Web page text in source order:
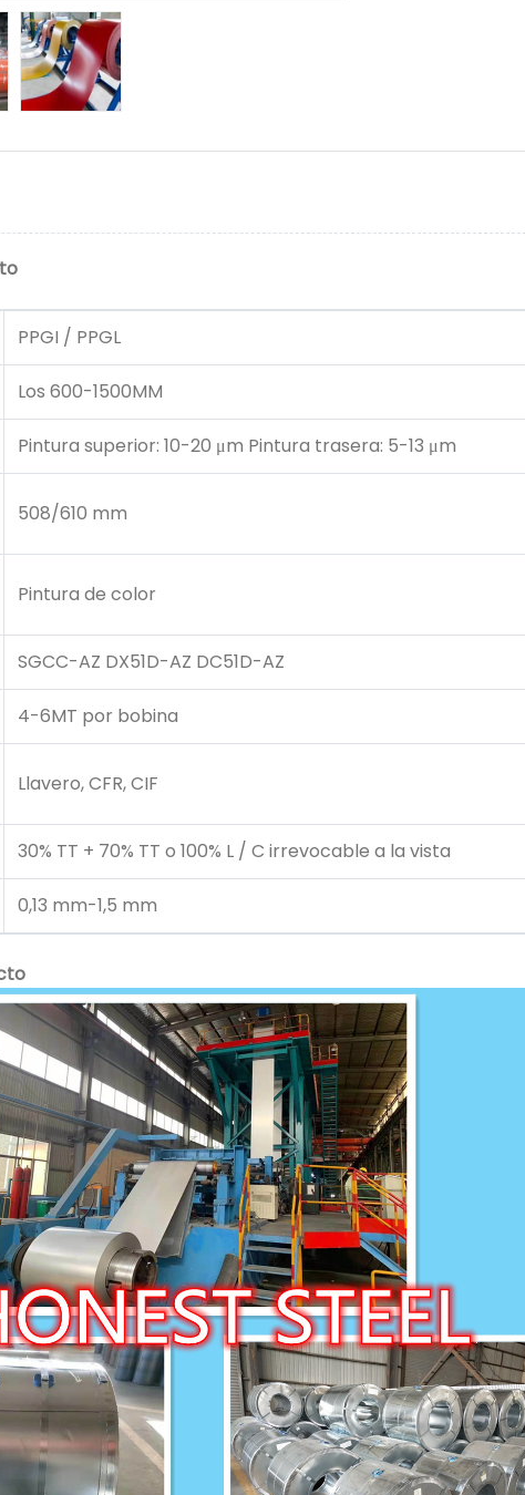
PPGI / PPGL
Los 600-1500MM
Pintura superior: 10-20 μm Pintura trasera: 5-13 μm
508/610 mm
Pintura de color
SGCC-AZ DX51D-AZ DC51D-AZ
4-6MT por bobina
Llavero, CFR, CIF
30% TT + 70% TT o 100% L / C irrevocable a la vista
0,13 mm-1,5 mm